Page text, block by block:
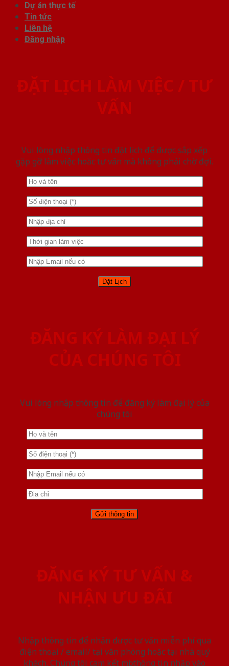
Dự án thực tế
Tin tức
Liên hệ
Đăng nhập
ĐẶT LỊCH LÀM VIỆC / TƯ
VẤN
Vui lòng nhập thông tin đặt lịch để được sắp xếp
gặp gỡ làm việc hoăc tư vấn mà không phải chờ đợi.
ĐĂNG KÝ LÀM ĐẠI LÝ
CỦA CHÚNG TÔI
Vui lòng nhập thông tin để đăng ký làm đại lý của
chúng tôi
ĐĂNG KÝ TƯ VẤN &
NHẬN ƯU ĐÃI
Nhập thông tin để nhận được tư vấn miễn phí qua
điện thoại / email/ tại văn phòng hoặc tại nhà quý
khách. Chúng tôi cam kết mọi thông tin nhập vào